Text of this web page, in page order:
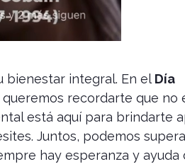
bienestar integral. En elDía
queremos recordarte que no
está aquí para brindarte
Juntos, podemos
hay esperanza y ayuda